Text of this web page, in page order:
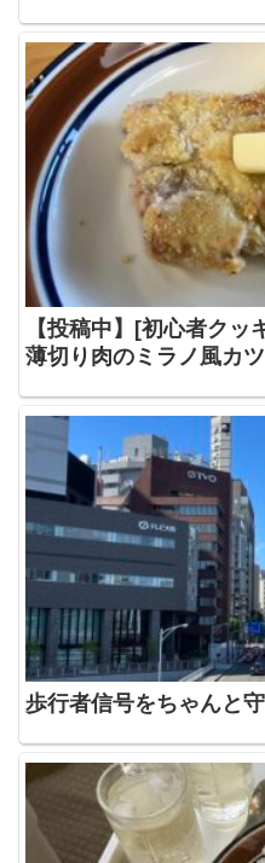
【投稿中】[初心者クッ
薄切り肉のミラノ風カ
歩行者信号をちゃんと